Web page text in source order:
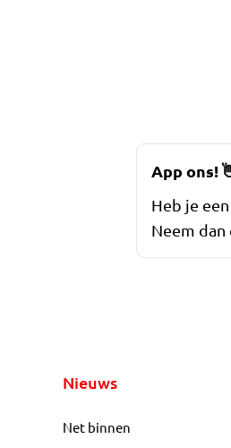
App ons!
Heb je
Neem dan
Nieuws
Net binnen